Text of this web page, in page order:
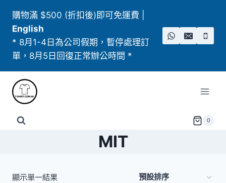
content
購物滿 $500 (折扣後)即可免運費
English
* 8月1-4日為公司假期，暫停處理訂
單，8月5日回復正常辦公時間 *
0
MIT
顯示單一結果